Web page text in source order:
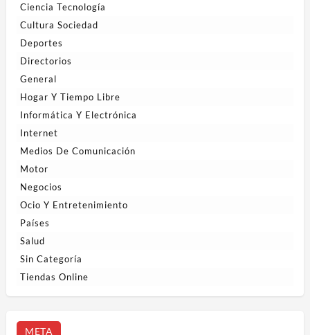
Ciencia Tecnología
Cultura Sociedad
Deportes
Directorios
General
Hogar Y Tiempo Libre
Informática Y Electrónica
Internet
Medios De Comunicación
Motor
Negocios
Ocio Y Entretenimiento
Países
Salud
Sin Categoría
Tiendas Online
META